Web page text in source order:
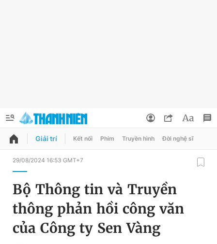
QUẢNG CÁO
Chuyên mục
Chuyên mục khác
Đổi mật khẩu
Tin đã lưu
Giải trí Kết nối Phim Truyền hình Đời nghệ sĩ
29/08/2024 16:53 GMT+7
Bộ Thông tin và Truyền
thông phản hồi công văn
của Công ty Sen Vàng